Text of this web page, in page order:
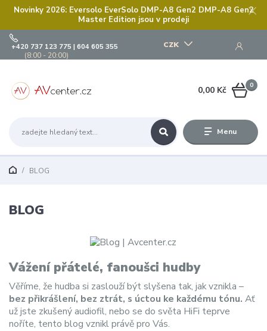
Novinky 2026: Eversolo EverSolo DMP-A8 Gen2 DMP-A8 Gen2
Master Edition jsou v prodeji
Menu
CZK
+420 737 123 775 | 604 605 355
(8:00 - 20:00)
0
0,00 Kč
BLOG
BLOG
Vážení přátelé, fanoušci hudby
Věříme, že hudba si zaslouží být slyšena tak, jak vznikla –
bez přikrášlení, bez ztrát, s úctou ke každému tónu. Ať
už jste zkušený audiofil, nebo se do světa HiFi teprve
noříte, tento blog vznikl právě pro Vás.